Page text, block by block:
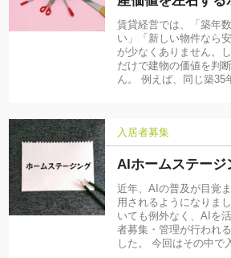
賃貸経営では、「築年
い」「新しい物件なら
が少なくありません。
だけで建物の価値を判
ん。 例えば、同じ築
入居者募集
AIホームステージ
近年、AIの普及が目覚
用されるようになりま
いても例外なく、AIを
者募集・管理が行われ
した。 今回はその中で